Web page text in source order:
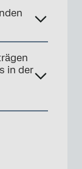
in der